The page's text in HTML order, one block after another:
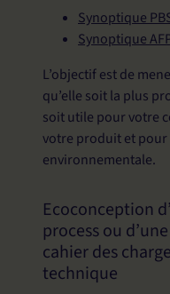
Synoptique
Synoptique
L’objectif est de
qu’elle soit la plus
soit utile pour votre
votre produit et
environnementale.
Ecoconception
process ou
cahier des
technique